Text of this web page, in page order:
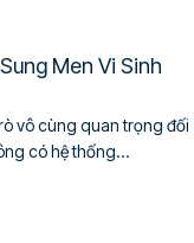
Men Vi Sinh
vô cùng quan trọng đối
có hệ thống...